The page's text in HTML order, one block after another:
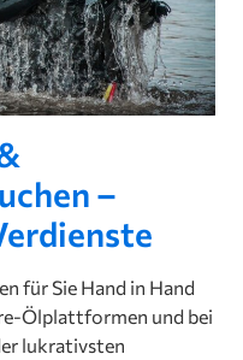
–
für Sie Hand in Hand
Ölplattformen und bei
lukrativsten